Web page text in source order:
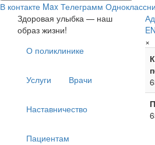
В контакте Max Телеграмм
Здоровая улыбка — наш
образ жизни!
О поликлинике
Услуги Врачи
Наставничество
Пациентам
EN
×